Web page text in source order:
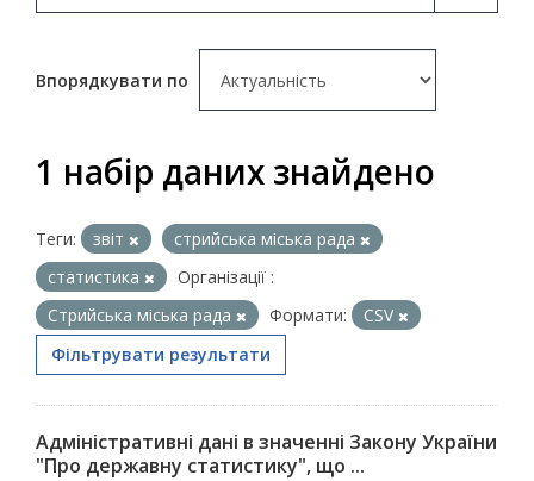
Впорядкувати по
1 набір даних знайдено
Теги: звіт
стрийська міська рада
статистика
Організації :
Стрийська міська рада
Формати:
CSV
Фільтрувати результати
Адміністративні дані в значенні Закону України
"Про державну статистику", що ...